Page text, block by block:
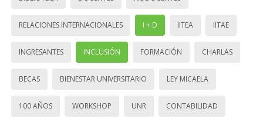
RELACIONES INTERNACIONALES I + D IITEA IITAE
INGRESANTES INCLUSIÓN FORMACIÓN CHARLAS
BECAS BIENESTAR UNIVERSITARIO LEY MICAELA
100 AÑOS WORKSHOP UNR CONTABILIDAD